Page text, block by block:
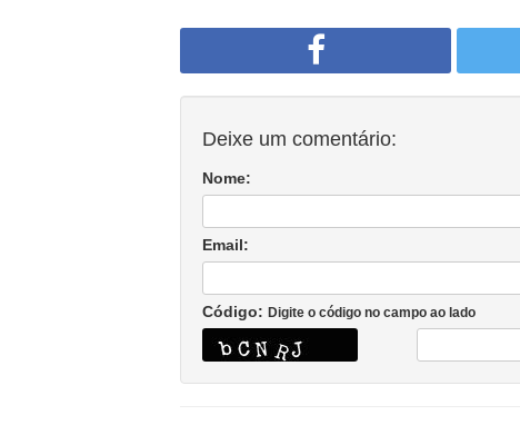
Deixe um comentário:
Nome:
Email:
Código: Digite o código no campo ao lado